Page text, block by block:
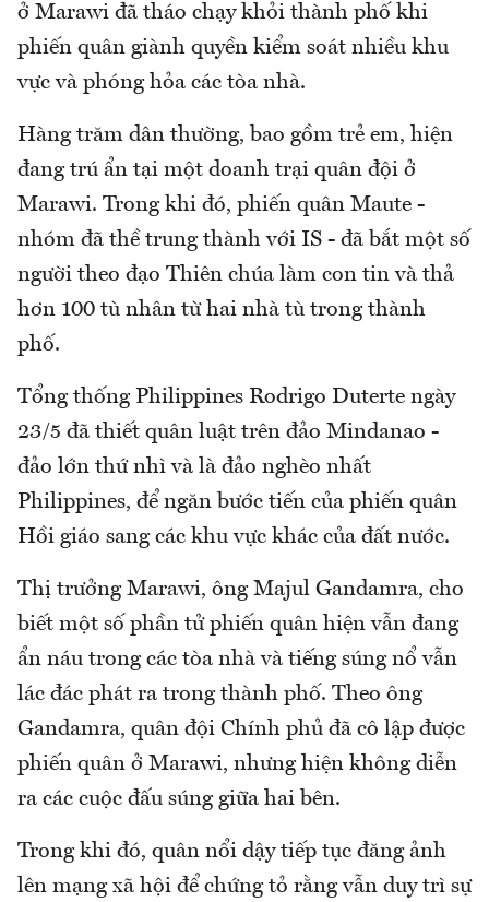
ở Marawi đã tháo chạy khỏi thành phố khi
phiến quân giành quyền kiểm soát nhiều khu
vực và phóng hỏa các tòa nhà.
Hàng trăm dân thường, bao gồm trẻ em, hiện
đang trú ẩn tại một doanh trại quân đội ở
Marawi. Trong khi đó, phiến quân Maute -
nhóm đã thề trung thành với IS - đã bắt một số
người theo đạo Thiên chúa làm con tin và thả
hơn 100 tù nhân từ hai nhà tù trong thành
phố.
Tổng thống Philippines Rodrigo Duterte ngày
23/5 đã thiết quân luật trên đảo Mindanao -
đảo lớn thứ nhì và là đảo nghèo nhất
Philippines, để ngăn bước tiến của phiến quân
Hồi giáo sang các khu vực khác của đất nước.
Thị trưởng Marawi, ông Majul Gandamra, cho
biết một số phần tử phiến quân hiện vẫn đang
ẩn náu trong các tòa nhà và tiếng súng nổ vẫn
lác đác phát ra trong thành phố. Theo ông
Gandamra, quân đội Chính phủ đã cô lập được
phiến quân ở Marawi, nhưng hiện không diễn
ra các cuộc đấu súng giữa hai bên.
Trong khi đó, quân nổi dậy tiếp tục đăng ảnh
lên mạng xã hội để chứng tỏ rằng vẫn duy trì sự